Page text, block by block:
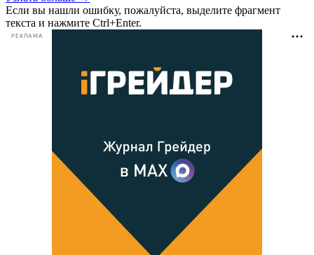
Если вы нашли ошибку, пожалуйста, выделите фрагмент
текста и нажмите Ctrl+Enter.
РЕКЛАМА